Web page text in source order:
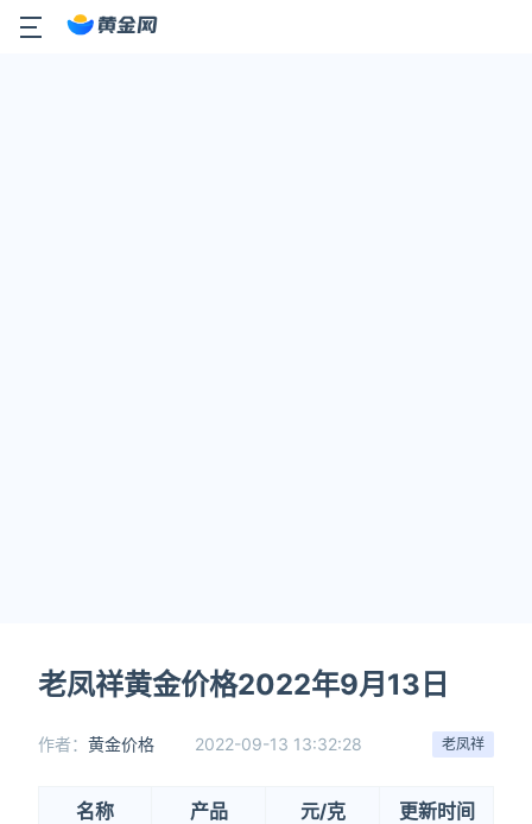
老凤祥黄金价格2022年9月13日
老凤祥
作者： 黄金价格 2022-09-13 13:32:28
名称 产品 元/克 更新时间